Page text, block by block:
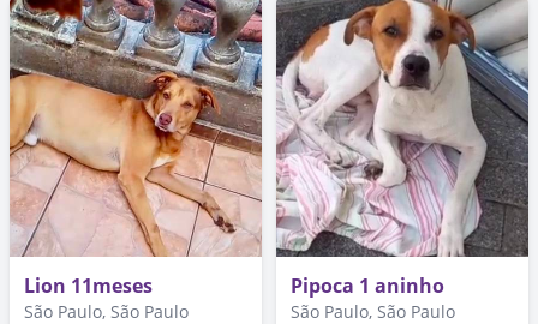
Lion 11meses
São Paulo, São Paulo
Pipoca 1 aninho
São Paulo, São Paulo